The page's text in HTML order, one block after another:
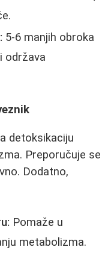
5-6 manjih obroka
održava
detoksikaciju
Preporučuje se
Dodatno,
Pomaže u
metabolizma.